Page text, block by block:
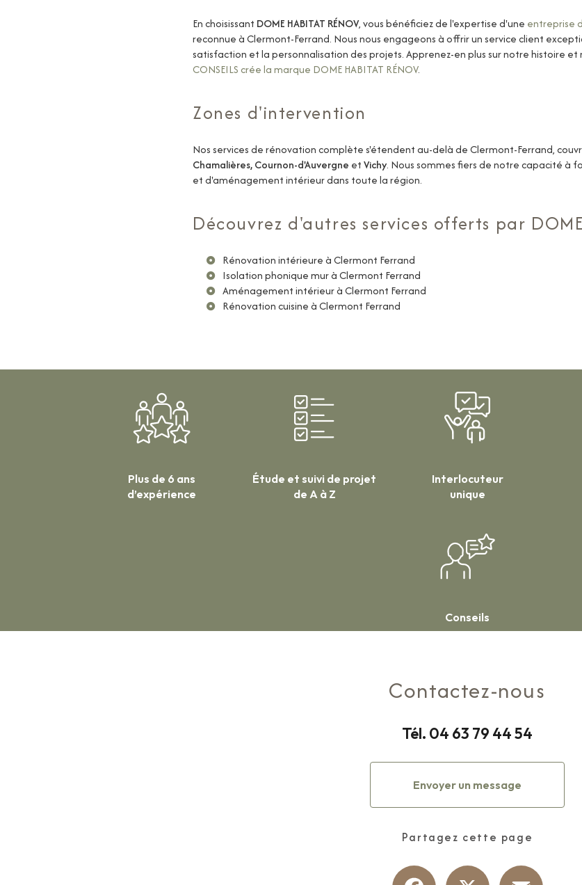
En choisissant DOME HABITAT RÉNOV, vous bénéficiez de l'expertise d'une entreprise
reconnue à Clermont-Ferrand. Nous nous engageons à offrir un service client
satisfaction et la personnalisation des projets. Apprenez-en plus sur notre histoire
CONSEILS crée la marque DOME HABITAT RÉNOV.
Zones d'intervention
Nos services de rénovation complète s'étendent au-delà de Clermont-Ferrand,
Chamalières, Cournon-d'Auvergne etVichy. Nous sommes fiers de notre capacité à
et d'aménagement intérieur dans toute la région.
Découvrez d'autres services offerts par DOME
Rénovation intérieure à Clermont Ferrand
Isolation phonique mur à Clermont Ferrand
Aménagement intérieur à Clermont Ferrand
Rénovation cuisine à Clermont Ferrand
Plus de 6 ans
d’expérience
Étude et suivi de projet
de A à Z
Interlocuteur
unique
Conseils
Contactez-nous
Tél. 04 63 79 44 54
Envoyer un message
Partagez cette page
Facebook